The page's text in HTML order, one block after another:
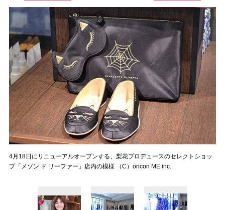
4月18日にリニューアルオープンする、梨花プロデュースのセレクトショッ
プ「メゾン ド リーファー」店内の模様 （C）oricon ME inc.